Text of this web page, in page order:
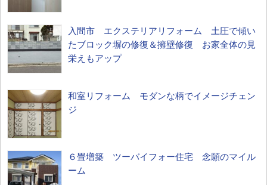
入間市 エクステリアリフォーム 土圧で傾い
たブロック塀の修復＆擁壁修復 お家全体の見
栄えもアップ
和室リフォーム モダンな柄でイメージチェン
ジ
６畳増築 ツーバイフォー住宅 念願のマイル
ーム